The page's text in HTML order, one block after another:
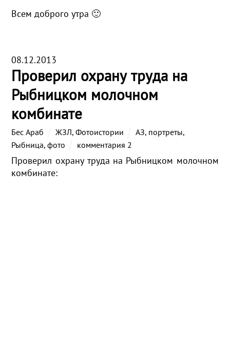
Всем доброго утра 🙂
08.12.2013
Проверил охрану труда на
Рыбницком молочном
комбинате
Бес Араб ЖЗЛ,Фотоистории АЗ, портреты,
Рыбница,фото комментария 2
Проверил охрану труда на Рыбницком молочном
комбинате: